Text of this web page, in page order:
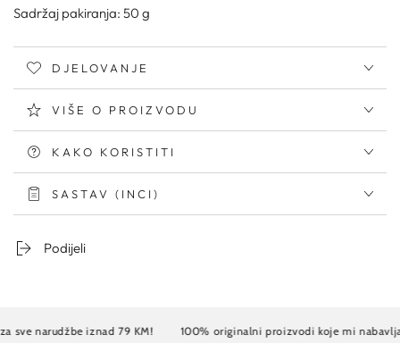
Sadržaj pakiranja: 50 g
DJELOVANJE
VIŠE O PROIZVODU
KAKO KORISTITI
SASTAV (INCI)
Podijeli
narudžbe iznad 79 KM! 100% originalni proizvodi koje mi